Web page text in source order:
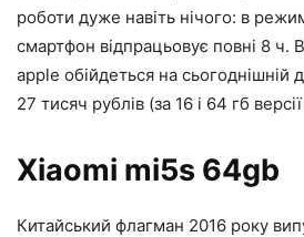
роботи дуже навіть нічого: в
смартфон відпрацьовує повні 8 ч.
apple обійдеться на сьогоднішній
27 тисяч рублів (за 16 і 64 гб
Xiaomi mi5s 64gb
Китайський флагман 2016 року